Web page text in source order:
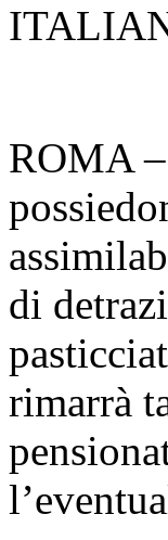
ROMA
di
rimarrà